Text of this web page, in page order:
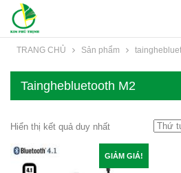
TRANG CHỦ Sản phẩm
Tainghebluetooth M2
Hiển thị kết quả duy nhất
GIẢM GIÁ!